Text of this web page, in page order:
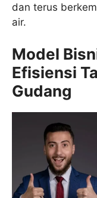
dan terus
air.
Model
Efisiensi
Gudang